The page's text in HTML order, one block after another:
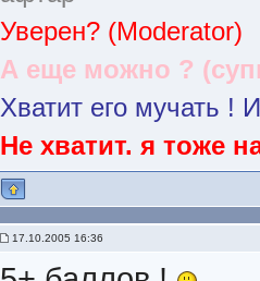
Уверен? (Moderator)
А еще можно ?
Хватит его мучать !
Не хватит. я тоже
17.10.2005 16:36